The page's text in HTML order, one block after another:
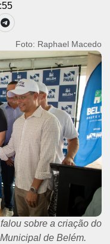
Foto: Raphael Macedo
sobre a criação do
de Belém.